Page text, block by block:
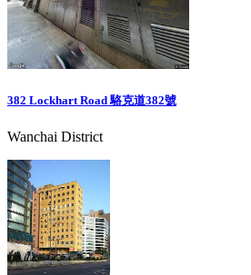
382 Lockhart Road 駱克道382號
Wanchai District